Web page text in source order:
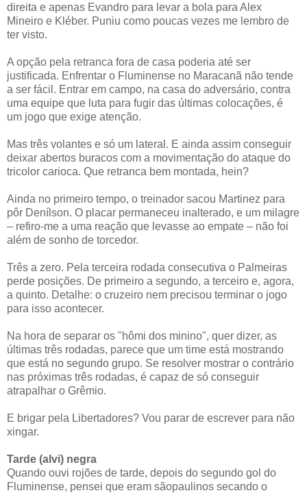
direita e apenas Evandro para levar a bola para Alex
Mineiro e Kléber. Puniu como poucas vezes me lembro de
ter visto.
A opção pela retranca fora de casa poderia até ser
justificada. Enfrentar o Fluminense no Maracanã não tende
a ser fácil. Entrar em campo, na casa do adversário, contra
uma equipe que luta para fugir das últimas colocações, é
um jogo que exige atenção.
Mas três volantes e só um lateral. E ainda assim conseguir
deixar abertos buracos com a movimentação do ataque do
tricolor carioca. Que retranca bem montada, hein?
Ainda no primeiro tempo, o treinador sacou Martinez para
pôr Denílson. O placar permaneceu inalterado, e um milagre
– refiro-me a uma reação que levasse ao empate – não foi
além de sonho de torcedor.
Três a zero. Pela terceira rodada consecutiva o Palmeiras
perde posições. De primeiro a segundo, a terceiro e, agora,
a quinto. Detalhe: o cruzeiro nem precisou terminar o jogo
para isso acontecer.
Na hora de separar os "hômi dos minino", quer dizer, as
últimas três rodadas, parece que um time está mostrando
que está no segundo grupo. Se resolver mostrar o contrário
nas próximas três rodadas, é capaz de só conseguir
atrapalhar o Grêmio.
E brigar pela Libertadores? Vou parar de escrever para não
xingar.
Tarde (alvi) negra
Quando ouvi rojões de tarde, depois do segundo gol do
Fluminense, pensei que eram sãopaulinos secando o